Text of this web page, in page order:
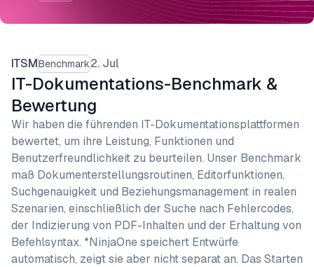
ITSMBenchmark2. Jul
IT-Dokumentations-Benchmark &
Bewertung
Wir haben die führenden IT-Dokumentationsplattformen
bewertet, um ihre Leistung, Funktionen und
Benutzerfreundlichkeit zu beurteilen. Unser Benchmark
maß Dokumenterstellungsroutinen, Editorfunktionen,
Suchgenauigkeit und Beziehungsmanagement in realen
Szenarien, einschließlich der Suche nach Fehlercodes,
der Indizierung von PDF-Inhalten und der Erhaltung von
Befehlsyntax. *NinjaOne speichert Entwürfe
automatisch, zeigt sie aber nicht separat an. Das Starten